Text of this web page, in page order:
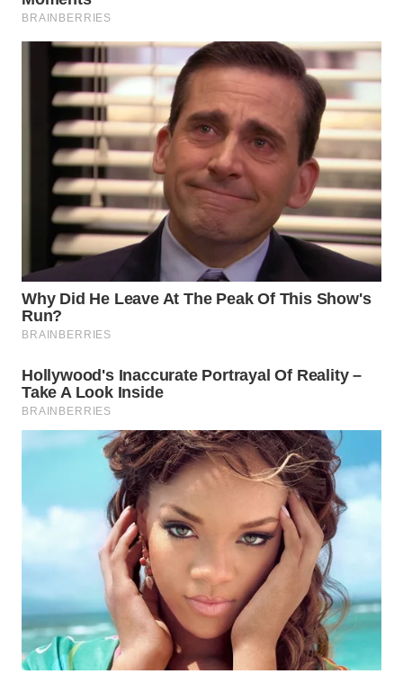
WN
WN
LABUANBAJO
WN
BORNEO
WAHANA
NEWS
TANI
WAHANA
INFRASTRUKTUR
WAHANA
LISTRIK